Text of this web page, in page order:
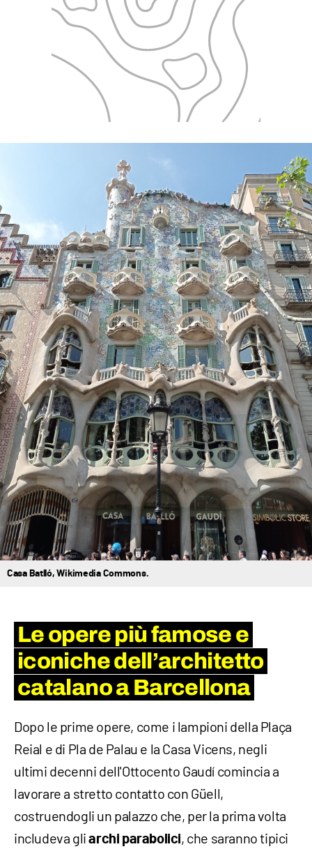
Casa Batlló, Wikimedia Commons.
Le opere più famose e
iconiche dell’architetto
catalano a Barcellona
Dopo le prime opere, come i lampioni della Plaça
Reial e di Pla de Palau e la Casa Vicens, negli
ultimi decenni dell'Ottocento Gaudí comincia a
lavorare a stretto contatto con Güell,
costruendogli un palazzo che, per la prima volta
includeva gli archi parabolici, che saranno tipici